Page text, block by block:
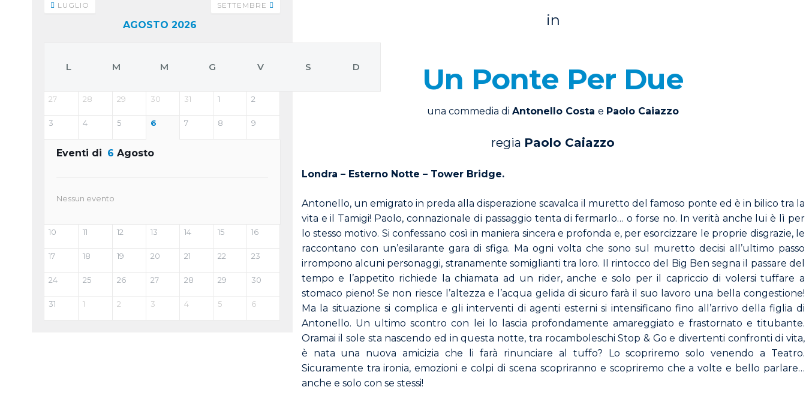
LUGLIO
AGOSTO 2026
SETTEMBRE
L M M G V S D
27 28 29 30 31 1 2
3 4 5 6 7 8 9
Eventi di 6 Agosto
Nessun evento
10 11 12 13 14 15 16
17 18 19 20 21 22 23
24 25 26 27 28 29 30
31 1 2 3 4 5 6
in
Un Ponte Per Due
una commedia diAntonello Costae Paolo Caiazzo
regia Paolo Caiazzo
Londra – Esterno Notte – Tower Bridge.
Antonello, un emigrato in preda alla disperazione scavalca il muretto del famoso ponte ed è in bilico tra la
vita e il Tamigi! Paolo, connazionale di passaggio tenta di fermarlo… o forse no. In verità anche lui è lì per
lo stesso motivo. Si confessano così in maniera sincera e profonda e, per esorcizzare le proprie disgrazie, le
raccontano con un’esilarante gara di sfiga. Ma ogni volta che sono sul muretto decisi all’ultimo passo
irrompono alcuni personaggi, stranamente somiglianti tra loro. Il rintocco del Big Ben segna il passare del
tempo e l’appetito richiede la chiamata ad un rider, anche e solo per il capriccio di volersi tuffare a
stomaco pieno! Se non riesce l’altezza e l’acqua gelida di sicuro farà il suo lavoro una bella congestione!
Ma la situazione si complica e gli interventi di agenti esterni si intensificano fino all’arrivo della figlia di
Antonello. Un ultimo scontro con lei lo lascia profondamente amareggiato e frastornato e titubante.
Oramai il sole sta nascendo ed in questa notte, tra rocamboleschi Stop & Go e divertenti confronti di vita,
è nata una nuova amicizia che li farà rinunciare al tuffo? Lo scopriremo solo venendo a Teatro.
Sicuramente tra ironia, emozioni e colpi di scena scopriranno e scopriremo che a volte e bello parlare…
anche e solo con se stessi!